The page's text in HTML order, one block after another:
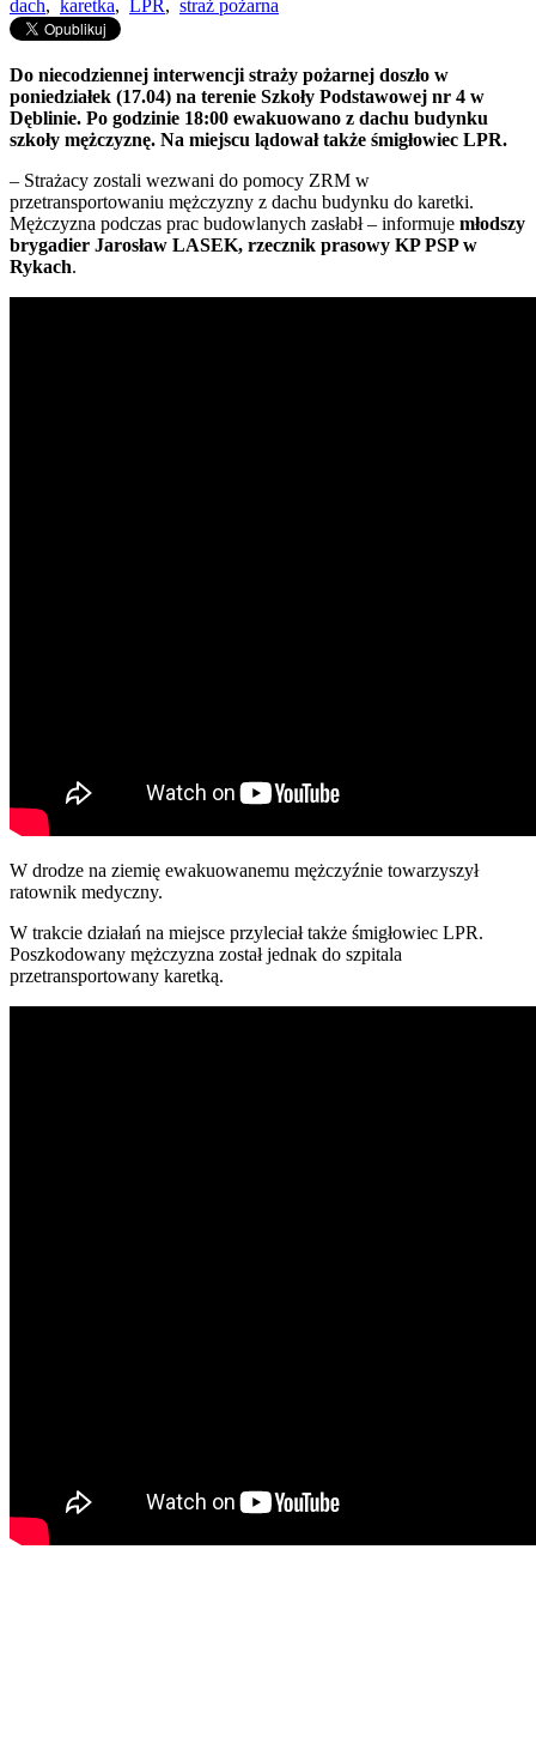
dach, karetka, LPR, straż pożarna
Do niecodziennej interwencji straży pożarnej doszło w
poniedziałek (17.04) na terenie Szkoły Podstawowej nr 4 w
Dęblinie. Po godzinie 18:00 ewakuowano z dachu budynku
szkoły mężczyznę. Na miejscu lądował także śmigłowiec LPR.
– Strażacy zostali wezwani do pomocy ZRM w
przetransportowaniu mężczyzny z dachu budynku do karetki.
Mężczyzna podczas prac budowlanych zasłabł – informuje młodszy
brygadier Jarosław LASEK, rzecznik prasowy KP PSP w
Rykach.
W drodze na ziemię ewakuowanemu mężczyźnie towarzyszył
ratownik medyczny.
W trakcie działań na miejsce przyleciał także śmigłowiec LPR.
Poszkodowany mężczyzna został jednak do szpitala
przetransportowany karetką.